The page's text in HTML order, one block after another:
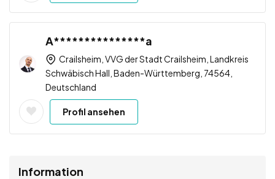
A***************a
Crailsheim, VVG der Stadt Crailsheim, Landkreis
Schwäbisch Hall, Baden-Württemberg, 74564,
Deutschland
Profil ansehen
Information